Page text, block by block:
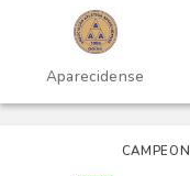
Aparecidense